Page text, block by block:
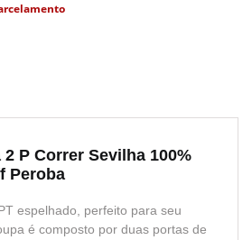
P Correr Sevilha 100%
Peroba
espelhado, perfeito para seu
é composto por duas portas de